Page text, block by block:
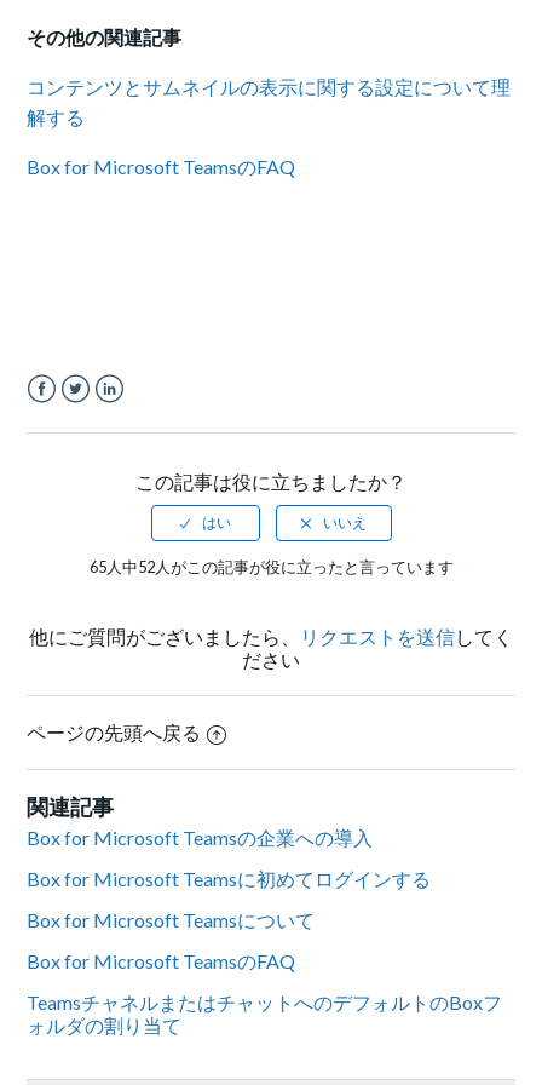
その他の関連記事
コンテンツとサムネイルの表示に関する設定について理
解する
Box for Microsoft TeamsのFAQ
この記事は役に立ちましたか？
65人中52人がこの記事が役に立ったと言っています
他にご質問がございましたら、 リクエストを送信してく
ださい
ページの先頭へ戻る
関連記事
Box for Microsoft Teamsの企業への導入
Box for Microsoft Teamsに初めてログインする
Box for Microsoft Teamsについて
Box for Microsoft TeamsのFAQ
TeamsチャネルまたはチャットへのデフォルトのBoxフ
ォルダの割り当て